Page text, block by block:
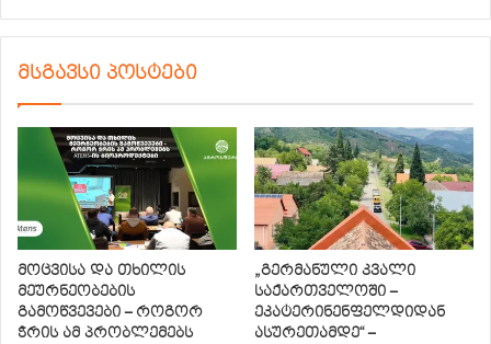
მსგავსი პოსტები
მოცვისა და თხილის
მეურნეობების
გამოწვევები – როგორ
ჭრის ამ პრობლემებს
„გერმანული კვალი
საქართველოში –
ეკატერინენფელდიდან
ასურეთამდე“ –